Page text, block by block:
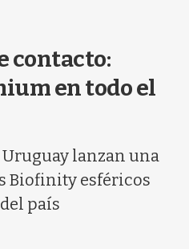
contacto:
en todo el
Uruguay lanzan una
Biofinity esféricos
país